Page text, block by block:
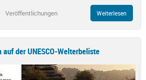
Veröffentlichungen Weiterlesen
der UNESCO-Welterbeliste